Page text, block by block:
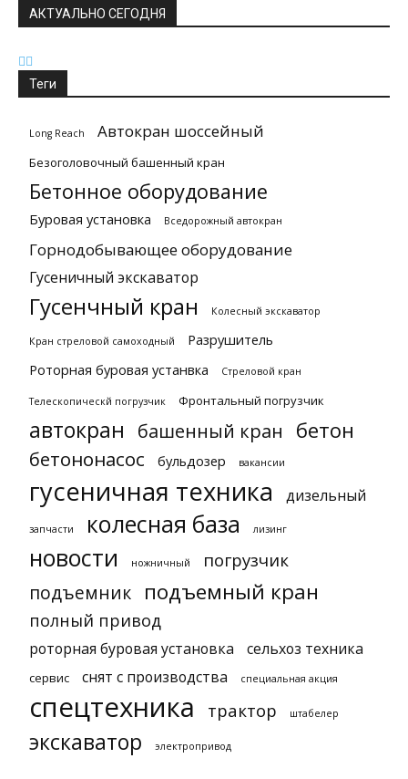
АКТУАЛЬНО СЕГОДНЯ
Теги
Long Reach Автокран шоссейный
Безоголовочный башенный кран
Бетонное оборудование
Буровая установка Вседорожный автокран
Горнодобывающее оборудование
Гусеничный экскаватор
Гусенчный кран Колесный экскаватор
Кран стреловой самоходный
Разрушитель
Роторная буровая устанвка
Стреловой кран
Телескопическй погрузчик Фронтальный погрузчик
автокран башенный кран бетон
бетононасос бульдозер вакансии
гусеничная техника дизельный
запчасти колесная база лизинг
новости ножничный погрузчик
подъемник подъемный кран
полный привод
роторная буровая установка сельхоз техника
сервис снят с производства специальная акция
спецтехника трактор штабелер
экскаватор электропривод